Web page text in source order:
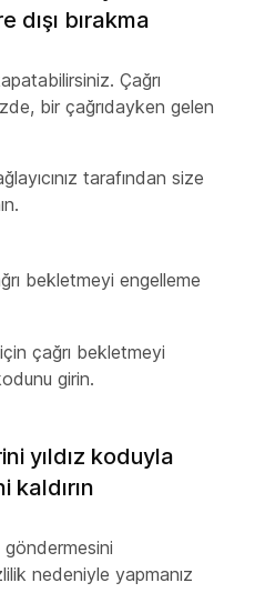
dışı bırakma
Çağrı
bir çağrıdayken gelen
tarafından size
bekletmeyi engelleme
çağrı bekletmeyi
girin.
yıldız koduyla
kaldırın
nedeniyle yapmanız